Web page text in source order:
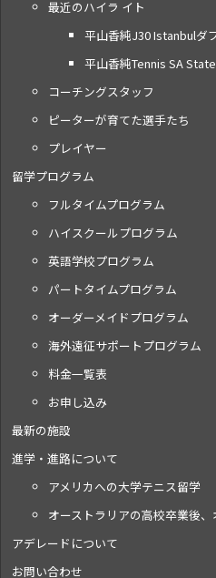
最近のハイラ イト
平山香純J30 Istanbulダ
平山香純Tennis SA
コーチングスタッフ
ピーターが育てた選手たち
プレイヤー
留学プログラム
フルタイムプログラム
ハイスクールプログラム
英語学校プログラム
パートタイムプログラム
オーダーメイドプログラム
海外遠征サポートプログラム
料金一覧表
お申し込み
最新の施設
進学・進路について
アメリカへの大学テニス留学
オーストラリアの高校卒業後
アデレードについて
お問い合わせ